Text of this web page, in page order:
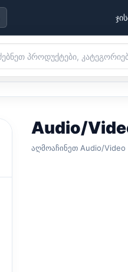
Audio/
აღმოაჩინეთ Audio/